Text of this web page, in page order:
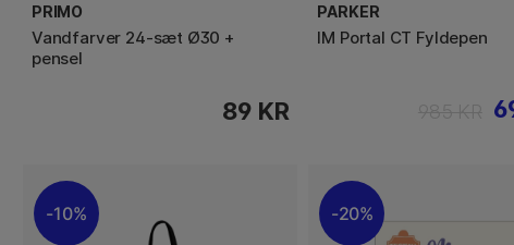
PRIMO
Vandfarver 24-sæt Ø30 +
pensel
89 KR
PARKER
IM Portal CT Fyldepen
10% 20%